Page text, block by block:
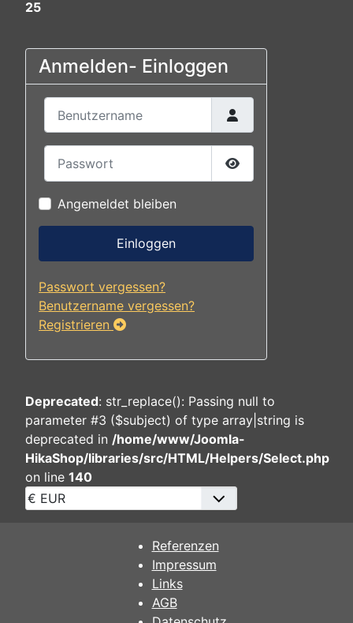
25
Anmelden- Einloggen
Passwort anzeigen
Angemeldet bleiben
Einloggen
Passwort vergessen?
Benutzername vergessen?
Registrieren
Deprecated: str_replace(): Passing null to
parameter #3 ($subject) of type array|string is
deprecated in /home/www/Joomla-
HikaShop/libraries/src/HTML/Helpers/Select.php
on line 140
Referenzen
Impressum
Links
AGB